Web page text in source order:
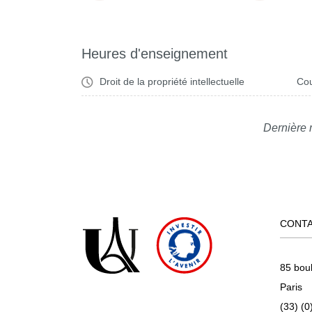
Heures d'enseignement
Droit de la propriété intellectuelle
Dernière
85
Paris
(33)